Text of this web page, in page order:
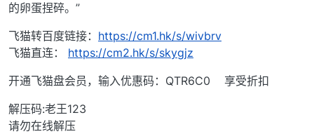
的卵蛋捏碎。”
飞猫转百度链接： https://cm1.hk/s/wivbrv
飞猫直连： https://cm2.hk/s/skygjz
开通飞猫盘会员，输入优惠码：QTR6C0 享受折扣
解压码:老王123
请勿在线解压